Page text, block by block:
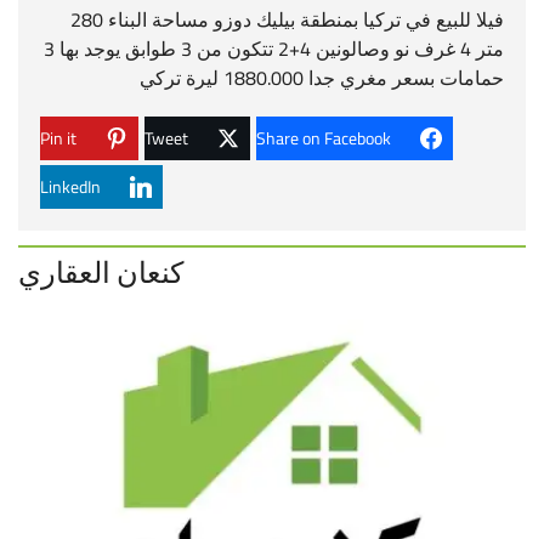
فيلا للبيع في تركيا بمنطقة بيليك دوزو مساحة البناء 280
متر 4 غرف نو وصالونين 4+2 تتكون من 3 طوابق يوجد بها 3
حمامات بسعر مغري جدا 1880.000 ليرة تركي
Share on Facebook
Tweet
Pin it
LinkedIn
كنعان العقاري